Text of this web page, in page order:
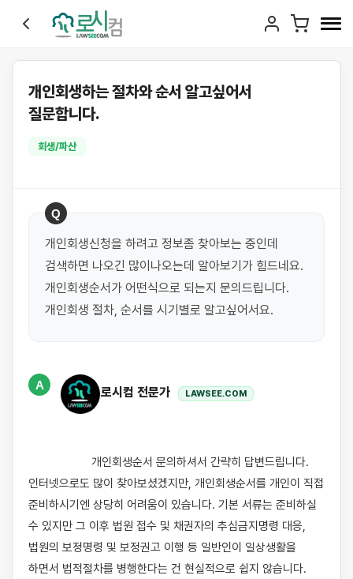
개인회생하는 절차와 순서 알고싶어서
질문합니다.
회생/파산
Q
개인회생신청을 하려고 정보좀 찾아보는 중인데
검색하면 나오긴 많이나오는데 알아보기가 힘드네요.
개인회생순서가 어떤식으로 되는지 문의드립니다.
개인회생 절차, 순서를 시기별로 알고싶어서요.
A
로시컴 전문가 LAWSEE.COM
인터넷으로도 많이 찾아보셨겠지만, 개인회생순서를 개인이 직접
준비하시기엔 상당히 어려움이 있습니다. 기본 서류는 준비하실
수 있지만 그 이후 법원 접수 및 채권자의 추심금지명령 대응,
법원의 보정명령 및 보정권고 이행 등 일반인이 일상생활을
하면서 법적절차를 병행한다는 건 현실적으로 쉽지 않습니다.